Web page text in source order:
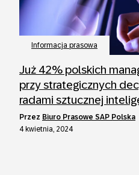
Informacja prasowa
Już 42% polskich
przy strategicznych
radami sztucznej
przez Biuro Prasowe SAP Polska
4 kwietnia, 2024